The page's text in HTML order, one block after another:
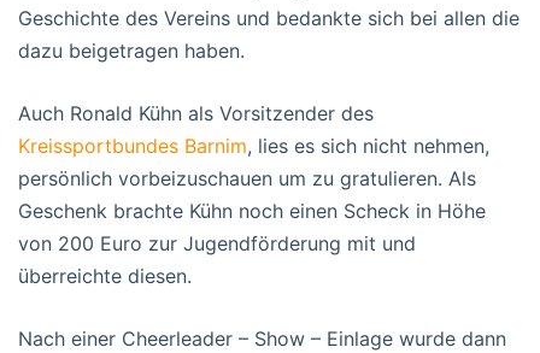
Geschichte des Vereins und bedankte sich bei allen die
dazu beigetragen haben.
Auch Ronald Kühn als Vorsitzender des
Kreissportbundes Barnim, lies es sich nicht nehmen,
persönlich vorbeizuschauen um zu gratulieren. Als
Geschenk brachte Kühn noch einen Scheck in Höhe
von 200 Euro zur Jugendförderung mit und
überreichte diesen.
Nach einer Cheerleader – Show – Einlage wurde dann